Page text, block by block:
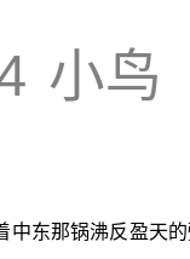
小鸟
中东那锅沸反盈天